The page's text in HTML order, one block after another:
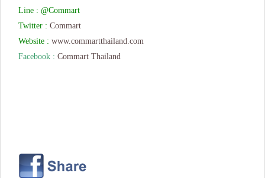
Line : @Commart
Twitter : Commart
Website : www.commartthailand.com
Facebook : Commart Thailand